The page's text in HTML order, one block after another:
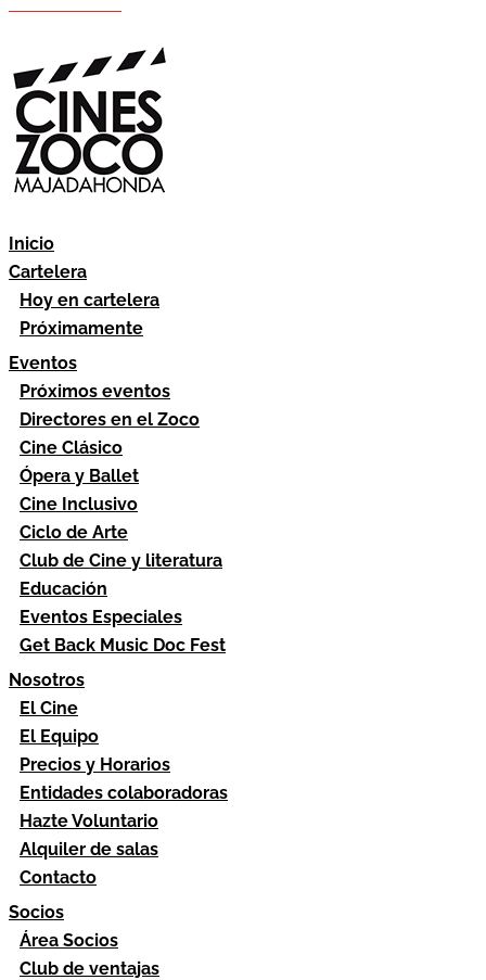
Inicio
Cartelera
Hoy en cartelera
Próximamente
Eventos
Próximos eventos
Directores en el Zoco
Cine Clásico
Ópera y Ballet
Cine Inclusivo
Ciclo de Arte
Club de Cine y literatura
Educación
Eventos Especiales
Get Back Music Doc Fest
Nosotros
El Cine
El Equipo
Precios y Horarios
Entidades colaboradoras
Hazte Voluntario
Alquiler de salas
Contacto
Socios
Área Socios
Club de ventajas